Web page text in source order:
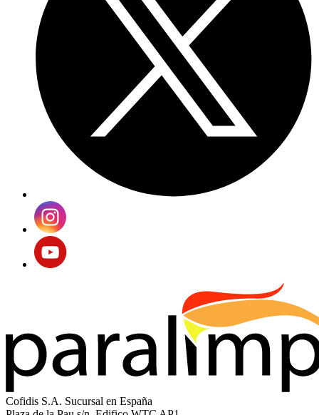
Cofidis S.A. Sucursal en España